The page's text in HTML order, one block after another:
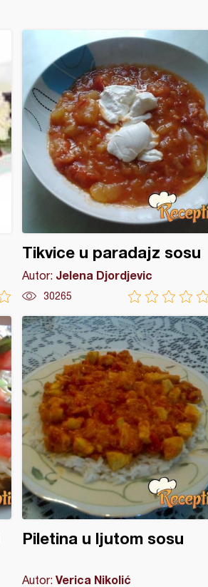
Tikvice u paradajz sosu
Autor: Jelena Djordjevic
30265
Piletina u ljutom sosu
Autor: Verica Nikolić